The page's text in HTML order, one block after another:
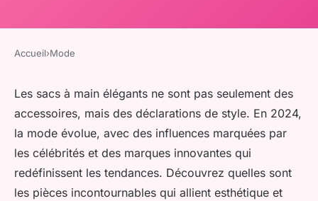
Accueil›Mode
Les sacs à main élégants ne sont pas seulement des
accessoires, mais des déclarations de style. En 2024,
la mode évolue, avec des influences marquées par
les célébrités et des marques innovantes qui
redéfinissent les tendances. Découvrez quelles sont
les pièces incontournables qui allient esthétique et